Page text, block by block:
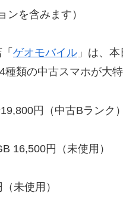
ンを含みます）
ゲオモバイル 」は、
類の中古スマホが大特
円（中古Bランク）
16,500円（未使用）
未使用）